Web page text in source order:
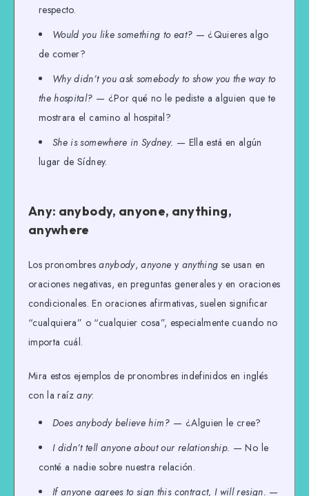
respecto.
Would you like something to eat? — ¿Quieres algo
de comer?
Why didn’t you ask somebody to show you the way to
the hospital? — ¿Por qué no le pediste a alguien que te
mostrara el camino al hospital?
She is somewhere in Sydney. — Ella está en algún
lugar de Sídney.
Any: anybody, anyone, anything,
anywhere
Los pronombresanybody,anyone y anything se usan en
oraciones negativas, en preguntas generales y en oraciones
condicionales. En oraciones afirmativas, suelen significar
“cualquiera” o “cualquier cosa”, especialmente cuando no
importa cuál.
Mira estos ejemplos de pronombres indefinidos en inglés
con la raízany:
Does anybody believe him? — ¿Alguien le cree?
I didn’t tell anyone about our relationship. — No le
conté a nadie sobre nuestra relación.
If anyone agrees to sign this contract, I will resign. —